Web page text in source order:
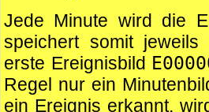
Jede Minute wird die
speichert somit
erste Ereignisbild
Regel nur ein
ein Ereignis erkannt,